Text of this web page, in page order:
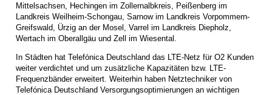
Mittelsachsen, Hechingen im Zollernalbkreis, Peißenberg im
Landkreis Weilheim-Schongau, Sarnow im Landkreis Vorpommern-
Greifswald, Ürzig an der Mosel, Varrel im Landkreis Diepholz,
Wertach im Oberallgäu und Zell im Wiesental.
In Städten hat Telefónica Deutschland das LTE-Netz für O2 Kunden
weiter verdichtet und um zusätzliche Kapazitäten bzw. LTE-
Frequenzbänder erweitert. Weiterhin haben Netztechniker von
Telefónica Deutschland Versorgungsoptimierungen an wichtigen